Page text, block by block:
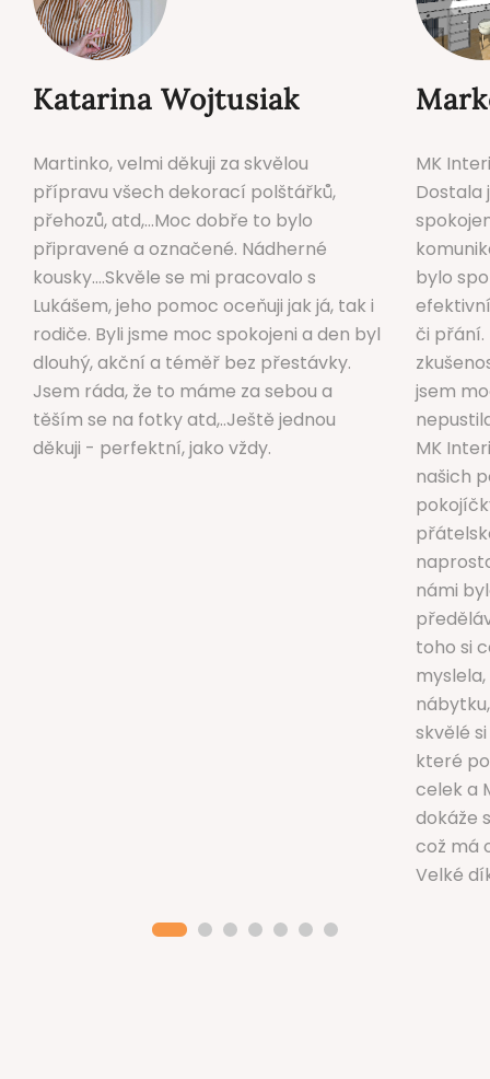
Katarina Wojtusiak
Martinko, velmi děkuji za skvělou
přípravu všech dekorací polštářků,
přehozů, atd,...Moc dobře to bylo
připravené a označené. Nádherné
kousky....Skvěle se mi pracovalo s
Lukášem, jeho pomoc oceňuji jak já, tak i
rodiče. Byli jsme moc spokojeni a den byl
dlouhý, akční a téměř bez přestávky.
Jsem ráda, že to máme za sebou a
těším se na fotky atd,..Ještě jednou
děkuji - perfektní, jako vždy.
MK
Dostala
bylo
či
jsem
MK
našich
námi
toho si
skvělé
které
celek a
dokáže
což má
Velké